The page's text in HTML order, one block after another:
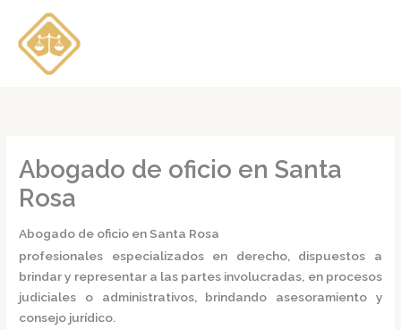
contenido
Abogado de oficio en Santa
Rosa
Abogado de oficio en Santa Rosa
profesionales especializados en derecho, dispuestos a
brindar y representar a las partes involucradas, en procesos
judiciales o administrativos, brindando asesoramiento y
consejo jurídico.